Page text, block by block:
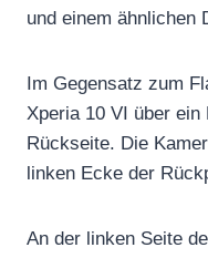
und einem ähnlichen
Im Gegensatz zum
Xperia 10 VI über
Rückseite. Die
linken Ecke der
An der linken Seite